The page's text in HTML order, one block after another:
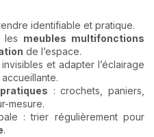
identifiable et pratique.
les meubles multifonctions
de l’espace.
et adapter l’éclairage
: crochets, paniers,
mesure.
: trier régulièrement pour
.